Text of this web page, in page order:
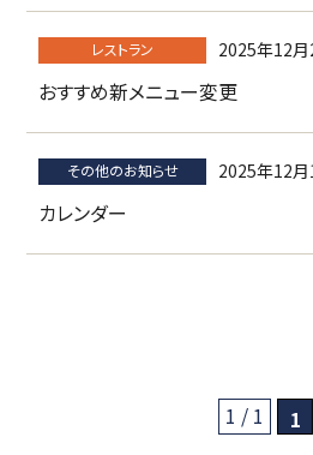
レストラン 2025年12月
おすすめ新メニュー変更
その他のお知らせ 2025年12月
カレンダー
1 / 1 1